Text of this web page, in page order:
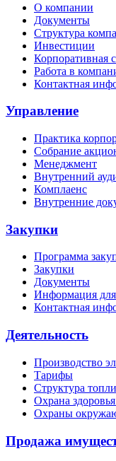
О компании
Документы
Структура
Инвестиции
Корпоративная
Работа в
Контактная
Управление
Практика
Собрание
Менеджмент
Внутренний
Комплаенс
Внутренние
Закупки
Программа
Закупки
Документы
Информация
Контактная
Деятельность
Производство
Тарифы
Структура
Охрана
Охраны
Продажа